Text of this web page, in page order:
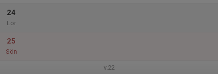
24
Lör
25
Sön
v.22